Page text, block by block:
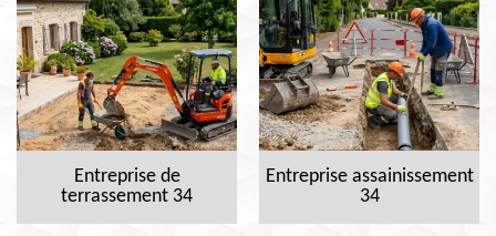
Entreprise de
terrassement 34
Entreprise assainissement
34